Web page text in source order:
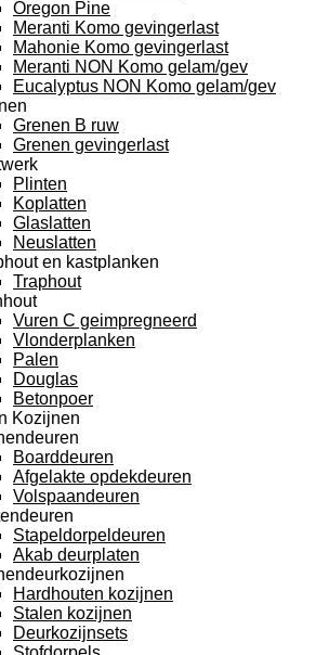
Oregon Pine
Meranti Komo gevingerlast
Mahonie Komo gevingerlast
Meranti NON Komo gelam/gev
Eucalyptus NON Komo gelam/gev
Grenen B ruw
Grenen gevingerlast
Plinten
Koplatten
Glaslatten
Neuslatten
en kastplanken
Traphout
Vuren C geimpregneerd
Vlonderplanken
Palen
Douglas
Betonpoer
Kozijnen
Boarddeuren
Afgelakte opdekdeuren
Volspaandeuren
Stapeldorpeldeuren
Akab deurplaten
Hardhouten kozijnen
Stalen kozijnen
Deurkozijnsets